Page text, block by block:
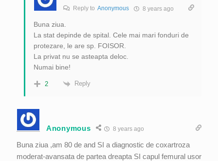
Reply to Anonymous 8 years ago
Buna ziua.
La stat depinde de spital. Cele mai mari fonduri de
protezare, le are sp. FOISOR.
La privat nu se asteapta deloc.
Numai bine!
2 Reply
Anonymous 8 years ago
Buna ziua ,am 80 de and SI a diagnostic de coxartroza
moderat-avansata de partea dreapta SI capul femural usor